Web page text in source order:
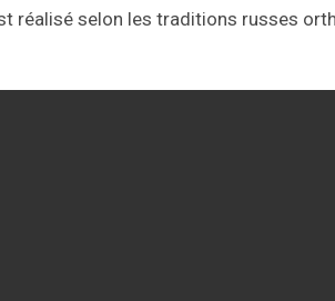
réalisé selon les traditions russes